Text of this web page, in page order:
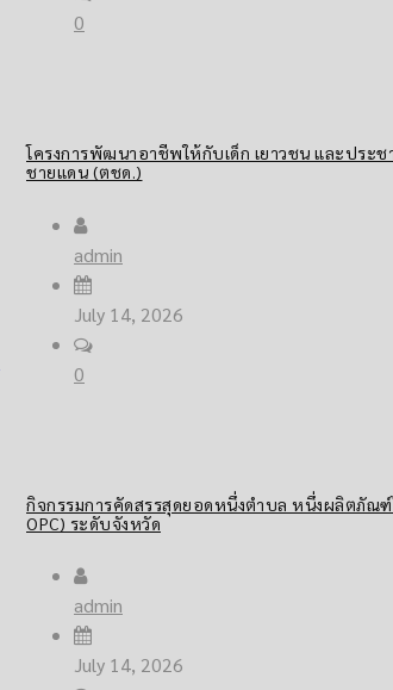
0
โครงการพัฒนาอาชีพให้กับเด็ก เยาวชน และประช
ชายแดน (ตชด.)
admin
July 14, 2026
0
กิจกรรมการคัดสรรสุดยอดหนึ่งตำบล หนึ่งผลิตภัณ
OPC) ระดับจังหวัด
admin
July 14, 2026